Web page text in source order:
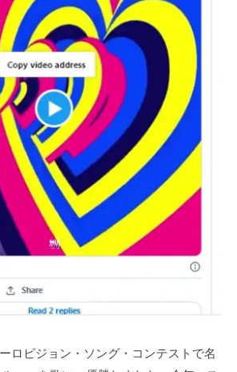
ロビジョン・ソング・コンテストで名